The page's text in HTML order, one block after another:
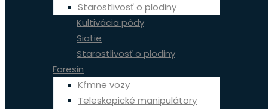
Starostlivosť o plodiny
Kultivácia pôdy
Siatie
Starostlivosť o plodiny
Faresin
Kŕmne vozy
Teleskopické manipulátory